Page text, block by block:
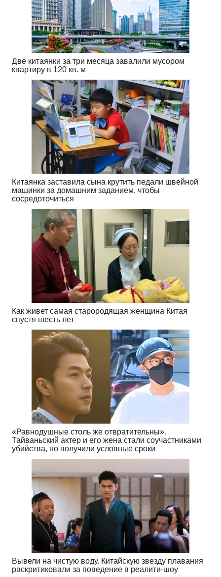
Две китаянки за три месяца завалили мусором
квартиру в 120 кв. м
Китаянка заставила сына крутить педали швейной
машинки за домашним заданием, чтобы
сосредоточиться
Как живет самая старородящая женщина Китая
спустя шесть лет
«Равнодушные столь же отвратительны».
Тайваньский актер и его жена стали соучастниками
убийства, но получили условные сроки
Вывели на чистую воду. Китайскую звезду плавания
раскритиковали за поведение в реалити-шоу